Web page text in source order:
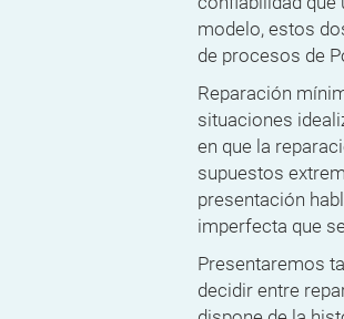
modelo, estos
de procesos de
Reparación
situaciones
en que la
supuestos
presentación
imperfecta que
Presentaremos
decidir entre